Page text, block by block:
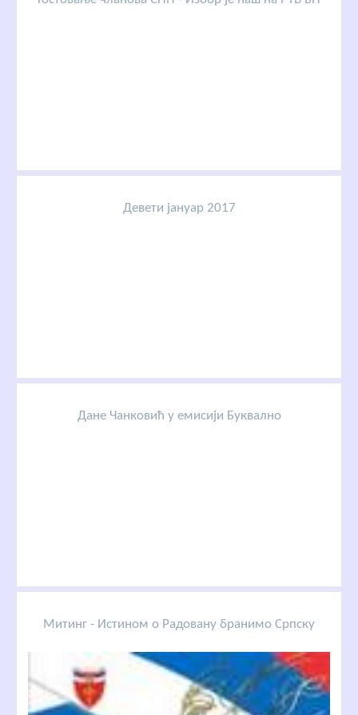
Девети јануар 2017
Дане Чанковић у емисији Буквално
Митинг - Истином о Радовану бранимо Српску